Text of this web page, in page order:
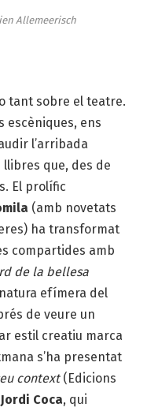
Allemeerisch
tant sobre el teatre.
escèniques, ens
l’arribada
que, des de
El prolífic
(amb novetats
ha transformat
compartides amb
de la bellesa
efímera del
de veure un
estil creatiu marca
s’ha presentat
context(Edicions
Jordi Coca, qui